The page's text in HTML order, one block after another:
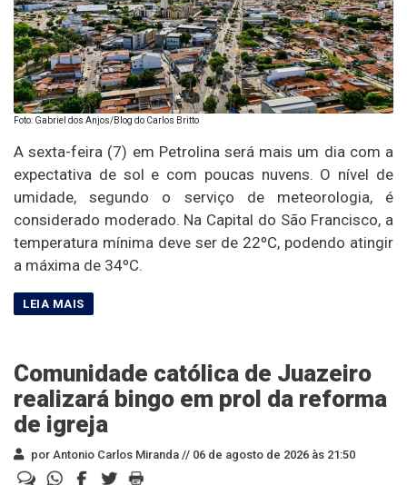
Foto: Gabriel dos Anjos/Blog do Carlos Britto
A sexta-feira (7) em Petrolina será mais um dia com a
expectativa de sol e com poucas nuvens. O nível de
umidade, segundo o serviço de meteorologia, é
considerado moderado. Na Capital do São Francisco, a
temperatura mínima deve ser de 22ºC, podendo atingir
a máxima de 34ºC.
Comunidade católica de Juazeiro
realizará bingo em prol da reforma
de igreja
por Antonio Carlos Miranda // 06 de agosto de 2026 às 21:50